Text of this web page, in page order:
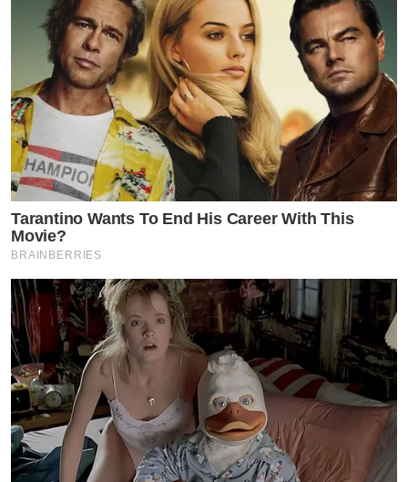
Tarantino Wants To End His Career With This
Movie?
BRAINBERRIES